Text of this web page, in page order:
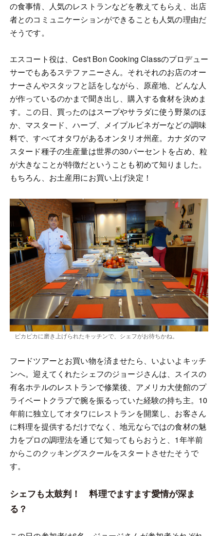
の食事情、人気のレストランなどを教えてもらえ、出店
者とのコミュニケーションができることも人気の理由だ
そうです。
エスコート役は、Ces't Bon Cooking Classのプロデュー
サーでもあるステファニーさん。それそれのお店のオー
ナーさんやスタッフと話をしながら、原産地、どんな人
が作っているのかまで聞き出し、購入する食材を決めま
す。この日、買ったのはスープやサラダに使う野菜のほ
か、マスタード、ハーブ、メイプルビネガーなどの調味
料で、すべてオタワがあるオンタリオ州産。カナダのマ
スタード種子の生産量は世界の30パーセントを占め、粒
が大きなことが特徴だということも初めて知りました。
もちろん、お土産用にお買い上げ決定！
ピカピカに磨き上げられたキッチンで、シェフがお待ちかね。
フードツアーとお買い物を済ませたら、いよいよキッチ
ンへ。迎えてくれたシェフのジョージさんは、スイスの
有名ホテルのレストランで修業後、アメリカ大使館のプ
ライベートクラブで腕を振るっていた経験の持ち主。10
年前に独立してオタワにレストランを開業し、お客さん
に料理を提供するだけでなく、地元ならではの食材の魅
力をプロの調理法を通じて知ってもらおうと、1年半前
からこのクッキングスクールをスタートさせたそうで
す。
シェフも太鼓判！ 料理でますます愛情が深ま
る？